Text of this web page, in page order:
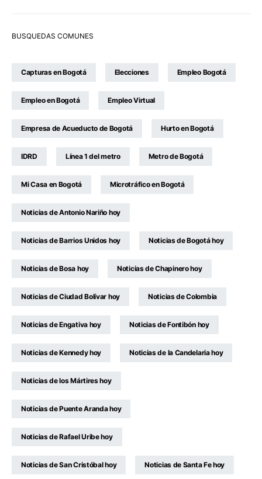
BUSQUEDAS COMUNES
Capturas en Bogotá Elecciones Empleo Bogotá
Empleo en Bogotá Empleo Virtual
Empresa de Acueducto de Bogotá Hurto en Bogotá
IDRD Línea 1 del metro Metro de Bogotá
Mi Casa en Bogotá Microtráfico en Bogotá
Noticias de Antonio Nariño hoy
Noticias de Barrios Unidos hoy Noticias de Bogotá hoy
Noticias de Bosa hoy Noticias de Chapinero hoy
Noticias de Ciudad Bolívar hoy Noticias de Colombia
Noticias de Engativa hoy Noticias de Fontibón hoy
Noticias de Kennedy hoy Noticias de la Candelaria hoy
Noticias de los Mártires hoy
Noticias de Puente Aranda hoy
Noticias de Rafael Uribe hoy
Noticias de San Cristóbal hoy Noticias de Santa Fe hoy